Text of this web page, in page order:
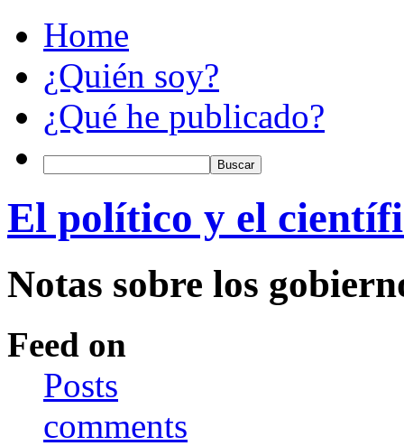
Home
¿Quién soy?
¿Qué he publicado?
El político y el
Notas sobre los
Feed on
Posts
comments